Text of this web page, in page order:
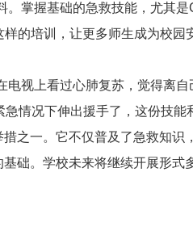
掌握基础的急救技能，尤其是
的培训，让更多师生成为校园
视上看过心肺复苏，觉得离
情况下伸出援手了，这份技能
之一。它不仅普及了急救知识
础。学校未来将继续开展形式